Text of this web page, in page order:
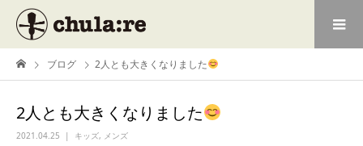
ブログ 2人とも大きくなりました
2人とも大きくなりました
2021.04.25 キッズ, メンズ